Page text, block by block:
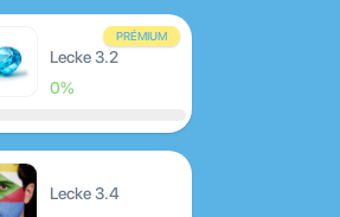
PRÉMIUM
Lecke 3.2
0%
Lecke 3.4